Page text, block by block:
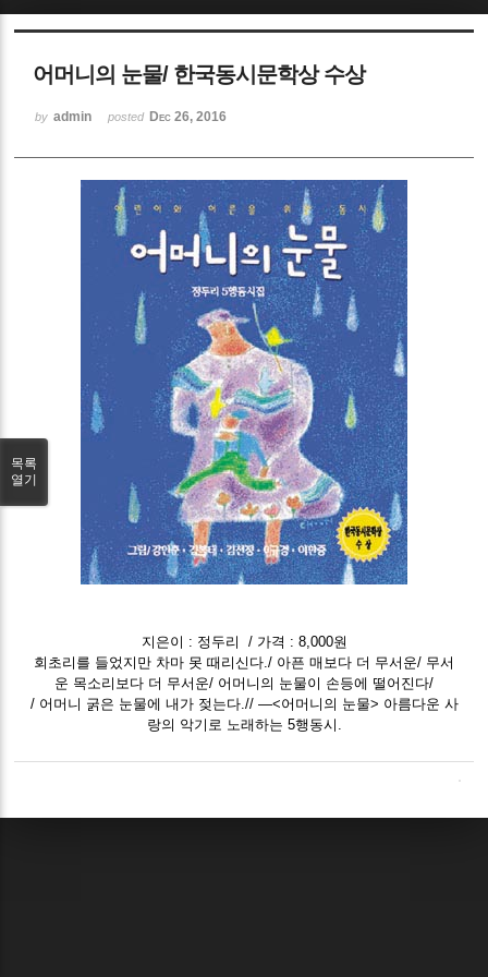
어머니의 눈물/ 한국동시문학상 수상
by admin posted Dec 26, 2016
지은이 : 정두리 / 가격 : 8,000원
회초리를 들었지만 차마 못 때리신다./ 아픈 매보다 더 무서운/ 무서
운 목소리보다 더 무서운/ 어머니의 눈물이 손등에 떨어진다/
/ 어머니 굵은 눈물에 내가 젖는다.// ―<어머니의 눈물> 아름다운 사
랑의 악기로 노래하는 5행동시.
목록
열기
Sketchbook5, 스케치북5
Sketchbook5, 스케치북5